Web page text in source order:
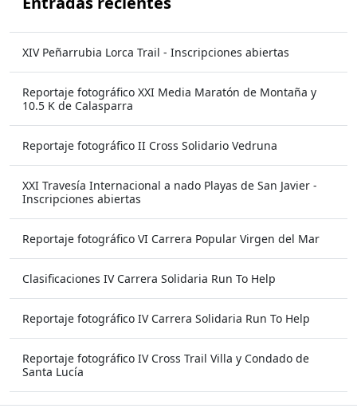
XIV Peñarrubia Lorca Trail - Inscripciones abiertas
Reportaje fotográfico XXI Media Maratón de Montaña y
10.5 K de Calasparra
Reportaje fotográfico II Cross Solidario Vedruna
XXI Travesía Internacional a nado Playas de San Javier -
Inscripciones abiertas
Reportaje fotográfico VI Carrera Popular Virgen del Mar
Clasificaciones IV Carrera Solidaria Run To Help
Reportaje fotográfico IV Carrera Solidaria Run To Help
Reportaje fotográfico IV Cross Trail Villa y Condado de
Santa Lucía